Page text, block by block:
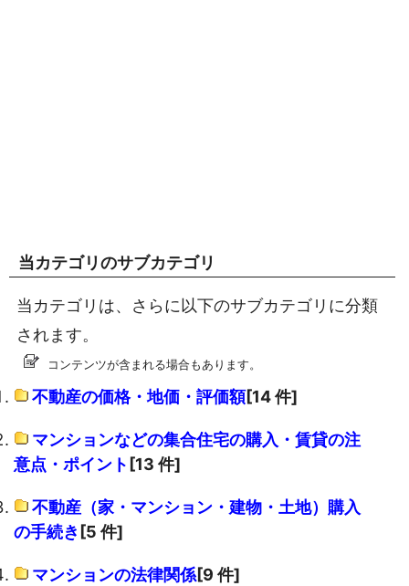
当カテゴリのサブカテゴリ
当カテゴリは、さらに以下のサブカテゴリに分類
されます。
コンテンツが含まれる場合もあります。
不動産の価格・地価・評価額[14 件]
マンションなどの集合住宅の購入・賃貸の注
意点・ポイント [13 件]
不動産（家・マンション・建物・土地）購入
の手続き [5 件]
マンションの法律関係[9 件]